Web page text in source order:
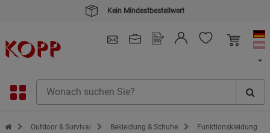
Kein Mindestbestellwert
Zur Startseite des Kopp Verlag Online-Shop
Outdoor & Survival Bekleidung & Schuhe
Funktionskleidung